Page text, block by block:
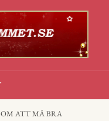
ATT MÅ BRA